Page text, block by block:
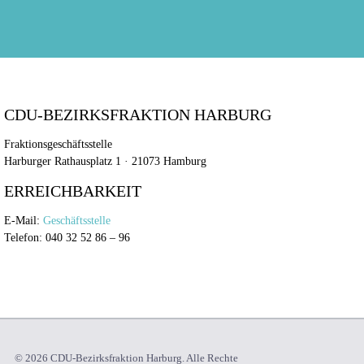
CDU-BEZIRKSFRAKTION HARBURG
Fraktionsgeschäftsstelle
Harburger Rathausplatz 1 · 21073 Hamburg
ERREICHBARKEIT
E-Mail: Geschäftsstelle
Telefon: 040 32 52 86 – 96
© 2026 CDU-Bezirksfraktion Harburg. Alle Rechte